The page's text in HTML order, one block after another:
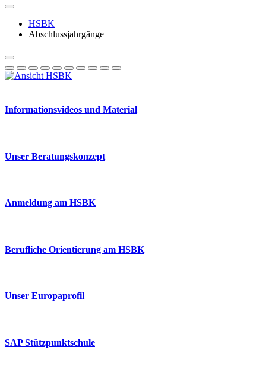
HSBK
Abschlussjahrgänge
Informationsvideos und Material
Unser Beratungskonzept
Anmeldung am HSBK
Berufliche Orientierung am HSBK
Unser Europaprofil
SAP Stützpunktschule